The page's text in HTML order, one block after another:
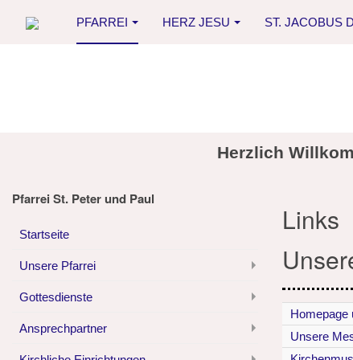
PFARREI HERZ JESU ST. JACOBUS
Herzlich
Links
Homepage
Unsere
Pfarrei St. Peter und Paul
Startseite
Unsere Pfarrei
Gottesdienste
Ansprechpartner